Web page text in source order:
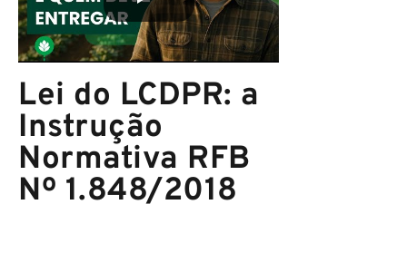
Lei do LCDPR: a
Instrução
Normativa RFB
Nº 1.848/2018